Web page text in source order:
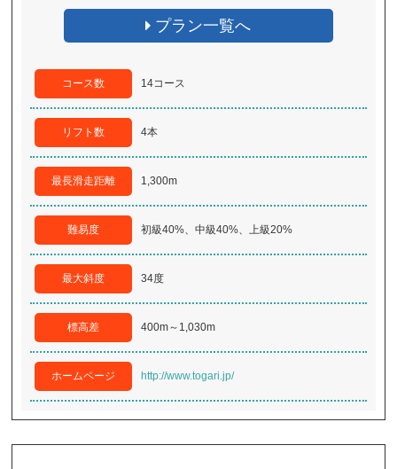
プラン一覧へ
コース数 14コース
リフト数 4本
最長滑走距離 1,300m
難易度 初級40%、中級40%、上級20%
最大斜度 34度
標高差 400m～1,030m
ホームページ http://www.togari.jp/